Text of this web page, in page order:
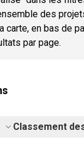
des
carte, en bas de
par page.
Classement